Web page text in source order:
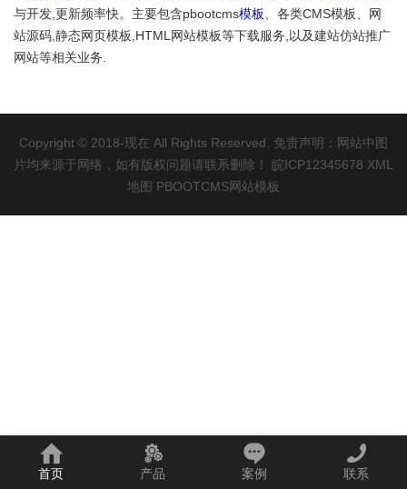
与开发,更新频率快。主要包含pbootcms模板
、各类CMS模板、网
站源码,静态网页模板,HTML网站模板等下载服务,以及建站仿站推广
网站等相关业务.
Copyright © 2018-现在 All Rights Reserved. 免责声明：网站中图
片均来源于网络，如有版权问题请联系删除！ 皖ICP12345678 XML
地图 PBOOTCMS网站模板
首页 产品 案例 联系